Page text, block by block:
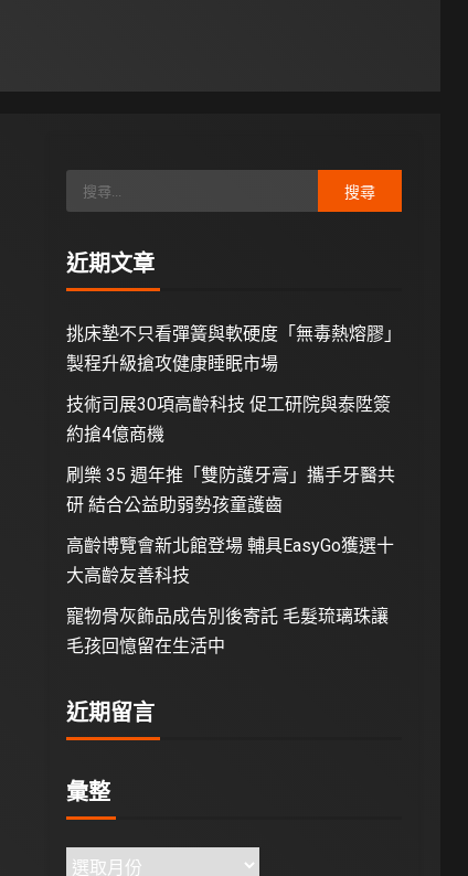
近期文章
挑床墊不只看彈簧與軟硬度「無毒熱熔膠」
製程升級搶攻健康睡眠市場
技術司展30項高齡科技 促工研院與泰陞簽
約搶4億商機
刷樂 35 週年推「雙防護牙膏」攜手牙醫共
研 結合公益助弱勢孩童護齒
高齡博覽會新北館登場 輔具EasyGo獲選十
大高齡友善科技
寵物骨灰飾品成告別後寄託 毛髮琉璃珠讓
毛孩回憶留在生活中
近期留言
彙整